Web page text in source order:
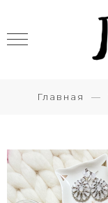
Главная